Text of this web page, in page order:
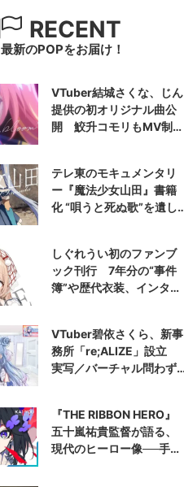
RECENT
最新のPOPをお届け！
VTuber結城さくな、じん
提供の初オリジナル曲公
開 鮫升コモリもMV制作
テレ東のモキュメンタリ
ー『魔法少女山田』書籍
化 “唄うと死ぬ歌”を遺し
しぐれうい初のファンブ
ック刊行 7年分の“事件
簿”や歴代衣装、インタビ
VTuber碧依さくら、新事
務所「re;ALIZE」設立
実写／バーチャル問わず
『THE RIBBON HERO』
五十嵐祐貴監督が語る、
現代のヒーロー像──手塚